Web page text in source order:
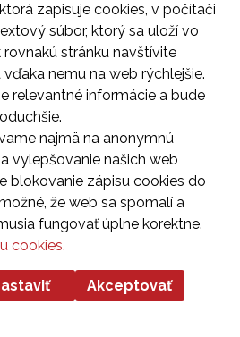
redakcia
a náboženstiev
a hľadaní zmyslu v
zapisuje cookies, v počítači
súbor, ktorý sa uloží vo
stránku navštívite
nemu na web rýchlejšie.
relevantné informácie a bude
najmä na anonymnú
vylepšovanie našich web
blokovanie zápisu cookies do
že web sa spomalí a
fungovať úplne korektne.
cookies.
Akceptovať